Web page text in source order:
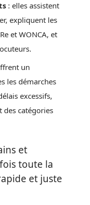
: elles assistent
expliquent les
et WONCA, et
un
les démarches
excessifs,
des catégories
et
toute la
et juste